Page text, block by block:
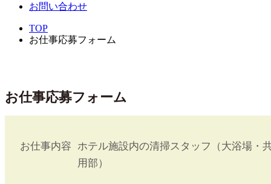
お問い合わせ
TOP
お仕事応募フォーム
お仕事応募フォーム
お仕事内容
ホテル施設内の清掃スタッフ（大浴場・
用部）